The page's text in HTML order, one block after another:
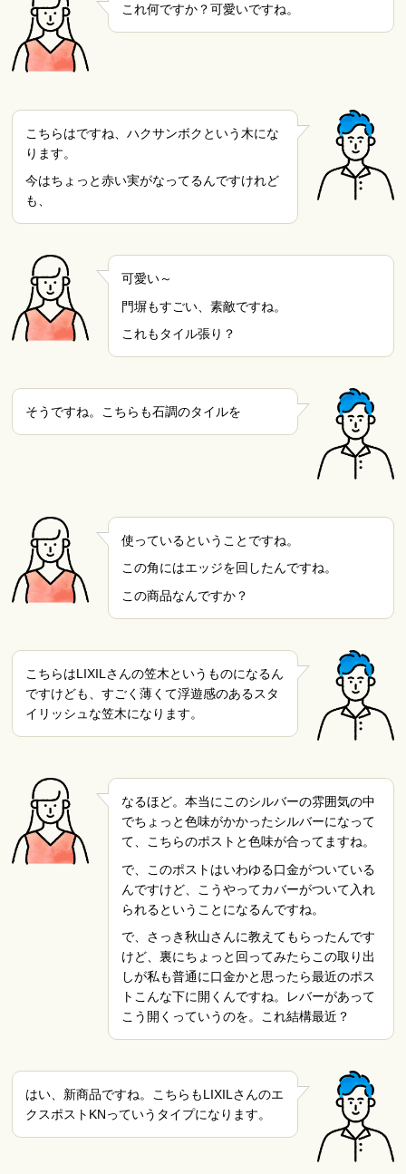
これ何ですか？可愛いですね。
こちらはですね、ハクサンボクという木にな
ります。
今はちょっと赤い実がなってるんですけれど
も、
可愛い～
門塀もすごい、素敵ですね。
これもタイル張り？
そうですね。こちらも石調のタイルを
使っているということですね。
この角にはエッジを回したんですね。
この商品なんですか？
こちらはLIXILさんの笠木というものになるん
ですけども、すごく薄くて浮遊感のあるスタ
イリッシュな笠木になります。
なるほど。本当にこのシルバーの雰囲気の中
でちょっと色味がかかったシルバーになって
て、こちらのポストと色味が合ってますね。
で、このポストはいわゆる口金がついている
んですけど、こうやってカバーがついて入れ
られるということになるんですね。
で、さっき秋山さんに教えてもらったんです
けど、裏にちょっと回ってみたらこの取り出
しが私も普通に口金かと思ったら最近のポス
トこんな下に開くんですね。レバーがあって
こう開くっていうのを。これ結構最近？
はい、新商品ですね。こちらもLIXILさんのエ
クスポストKNっていうタイプになります。